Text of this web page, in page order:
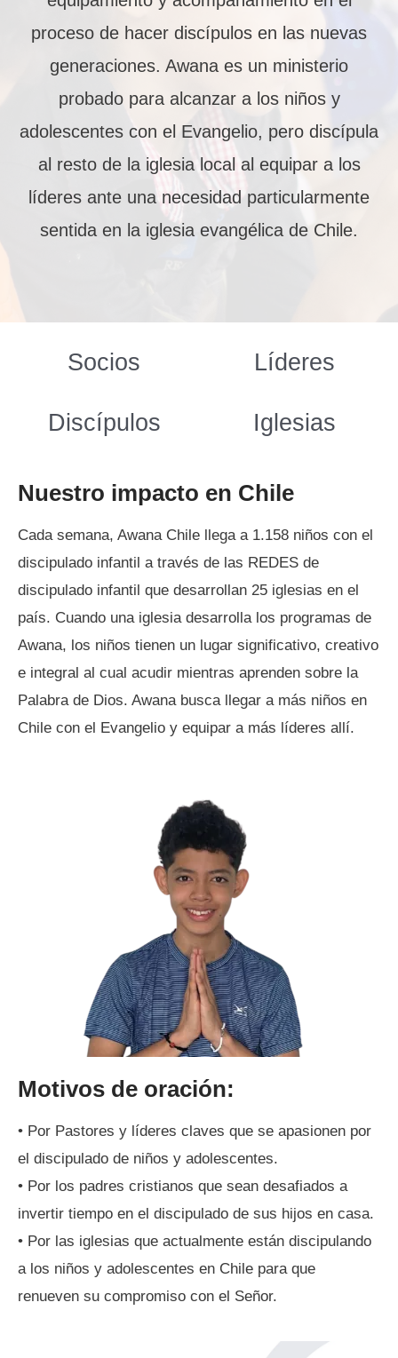
proceso de hacer discípulos en las nuevas
generaciones. Awana es un ministerio
probado para alcanzar a los niños y
adolescentes con el Evangelio, pero discípula
al resto de la iglesia local al equipar a los
líderes ante una necesidad particularmente
sentida en la iglesia evangélica de Chile.
Socios
Discípulos
Líderes
Iglesias
Nuestro impacto en Chile
Cada semana, Awana Chile llega a 1.158 niños con el
discipulado infantil a través de las REDES de
discipulado infantil que desarrollan 25 iglesias en el
país. Cuando una iglesia desarrolla los programas de
Awana, los niños tienen un lugar significativo, creativo
e integral al cual acudir mientras aprenden sobre la
Palabra de Dios. Awana busca llegar a más niños en
Chile con el Evangelio y equipar a más líderes allí.
Motivos de oración:
• Por Pastores y líderes claves que se apasionen por
el discipulado de niños y adolescentes.
• Por los padres cristianos que sean desafiados a
invertir tiempo en el discipulado de sus hijos en casa.
• Por las iglesias que actualmente están discipulando
a los niños y adolescentes en Chile para que
renueven su compromiso con el Señor.